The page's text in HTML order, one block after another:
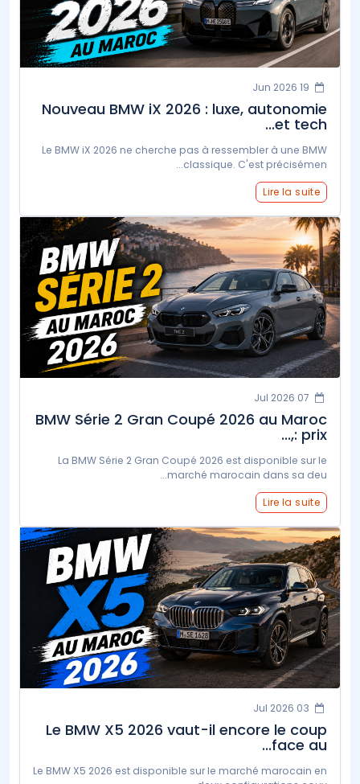
Nouveau BMW iX 2026 : luxe, autonomie
et tech...
Le BMW iX 2026 ne cherche pas à ressembler à une BMW
classique. C'est précisémen...
Lire la suite
BMW Série 2 Gran Coupé 2026 au Maroc
: prix,...
La BMW Série 2 Gran Coupé 2026 est disponible sur le
marché marocain dans sa deu...
Lire la suite
Le BMW X5 2026 vaut-il encore le coup
face au...
Le BMW X5 2026 est disponible sur le marché marocain en